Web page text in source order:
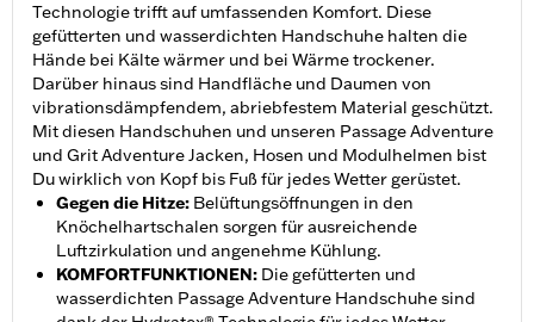
Technologie trifft auf umfassenden Komfort. Diese
gefütterten und wasserdichten Handschuhe halten die
Hände bei Kälte wärmer und bei Wärme trockener.
Darüber hinaus sind Handfläche und Daumen von
vibrationsdämpfendem, abriebfestem Material geschützt.
Mit diesen Handschuhen und unseren Passage Adventure
und Grit Adventure Jacken, Hosen und Modulhelmen bist
Du wirklich von Kopf bis Fuß für jedes Wetter gerüstet.
Gegen die Hitze: Belüftungsöffnungen in den
Knöchelhartschalen sorgen für ausreichende
Luftzirkulation und angenehme Kühlung.
KOMFORTFUNKTIONEN: Die gefütterten und
wasserdichten Passage Adventure Handschuhe sind